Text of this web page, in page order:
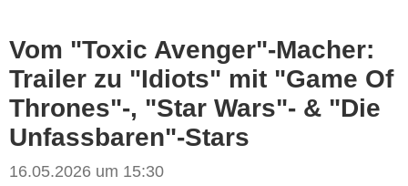
Vom "Toxic Avenger"-Macher:
Trailer zu "Idiots" mit "Game Of
Thrones"-, "Star Wars"- & "Die
Unfassbaren"-Stars
16.05.2026 um 15:30